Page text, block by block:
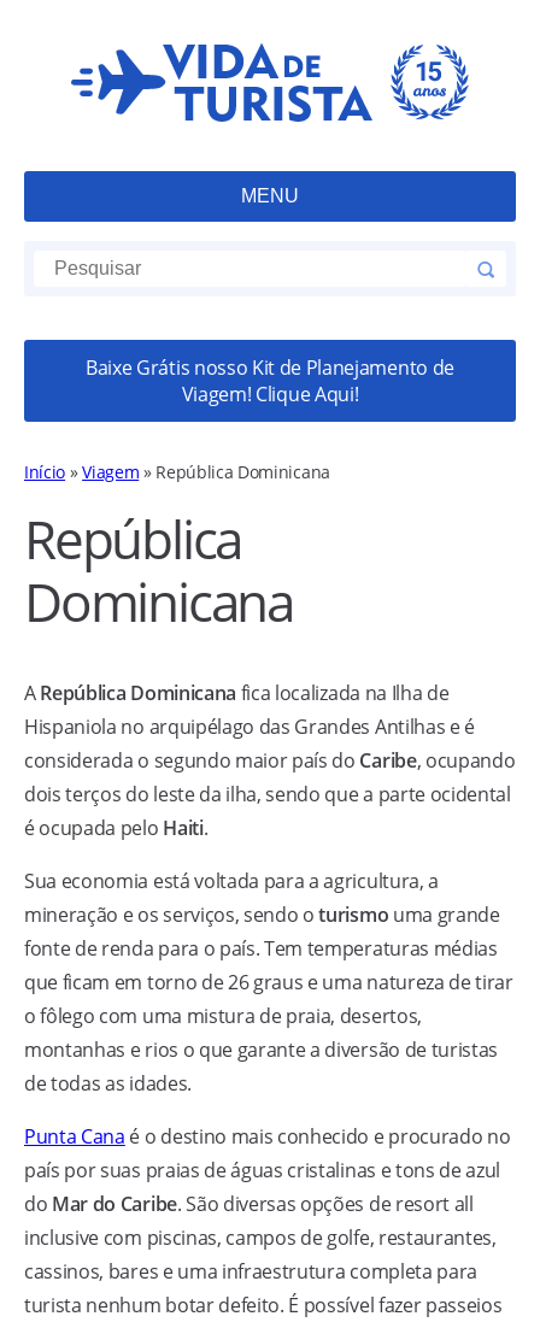
MENU
Baixe Grátis nosso Kit de Planejamento de
Viagem! Clique Aqui!
Início »Viagem » República Dominicana
República
Dominicana
ARepública Dominicana fica localizada na Ilha de
Hispaniola no arquipélago das Grandes Antilhas e é
considerada o segundo maior país do Caribe, ocupando
dois terços do leste da ilha, sendo que a parte ocidental
é ocupada pelo Haiti.
Sua economia está voltada para a agricultura, a
mineração e os serviços, sendo oturismo uma grande
fonte de renda para o país. Tem temperaturas médias
que ficam em torno de 26 graus e uma natureza de tirar
o fôlego com uma mistura de praia, desertos,
montanhas e rios o que garante a diversão de turistas
de todas as idades.
Punta Cana é o destino mais conhecido e procurado no
país por suas praias de águas cristalinas e tons de azul
do Mar do Caribe. São diversas opções de resort all
inclusive com piscinas, campos de golfe, restaurantes,
cassinos, bares e uma infraestrutura completa para
turista nenhum botar defeito. É possível fazer passeios